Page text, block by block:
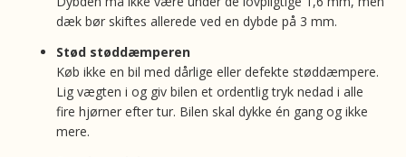
dæk bør skiftes allerede ved en dybde på 3 mm.
Stød støddæmperen
Køb ikke en bil med dårlige eller defekte støddæmpere.
Lig vægten i og giv bilen et ordentlig tryk nedad i alle
fire hjørner efter tur. Bilen skal dykke én gang og ikke
mere.